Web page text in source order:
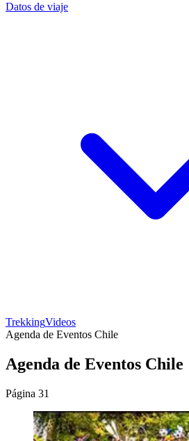
Datos de viaje
TrekkingVideos
Agenda de Eventos Chile
Agenda de Eventos Chile
Página 31